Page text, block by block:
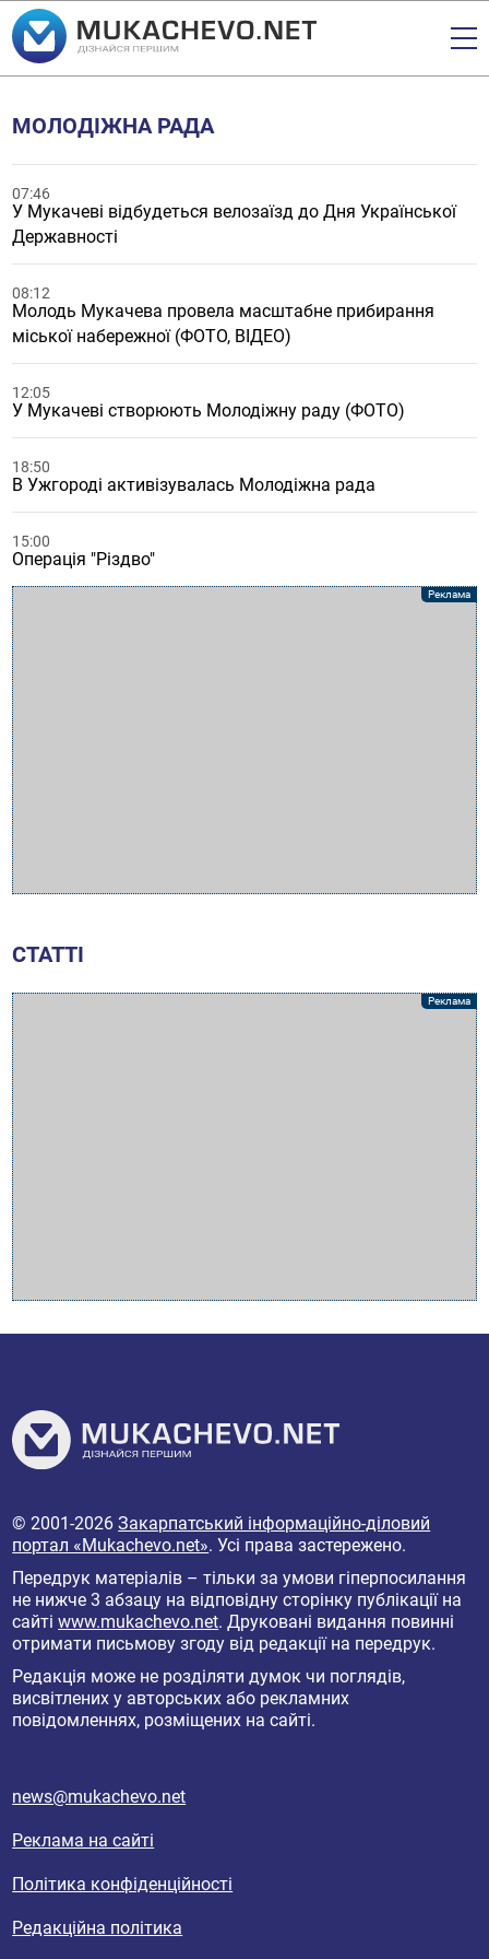
МОЛОДІЖНА РАДА
07:46
У Мукачеві відбудеться велозаїзд до Дня Української
Державності
08:12
Молодь Мукачева провела масштабне прибирання
міської набережної (ФОТО, ВІДЕО)
12:05
У Мукачеві створюють Молодіжну раду (ФОТО)
18:50
В Ужгороді активізувалась Молодіжна рада
15:00
Операція "Різдво"
СТАТТІ
© 2001-2026Закарпатський інформаційно-діловий
портал «Mukachevo.net». Усі права застережено.
Передрук матеріалів – тільки за умови гіперпосилання
не нижче 3 абзацу на відповідну сторінку публікації на
сайтіwww.mukachevo.net. Друковані видання повинні
отримати письмову згоду від редакції на передрук.
Редакція може не розділяти думок чи поглядів,
висвітлених у авторських або рекламних
повідомленнях, розміщених на сайті.
news@mukachevo.net
Реклама на сайті
Політика конфіденційності
Редакційна політика